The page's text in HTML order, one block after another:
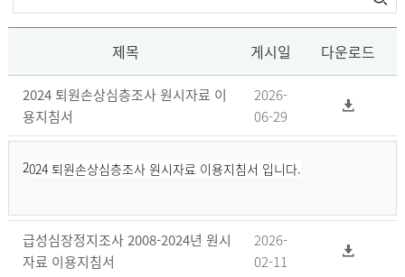
제목 게시일 다운로드
2024 퇴원손상심층조사 원시자료 이
용지침서
2026-
06-29
2024 퇴원손상심층조사 원시자료 이용지침서 입니다.
급성심장정지조사 2008-2024년 원시
자료 이용지침서
2026-
02-11